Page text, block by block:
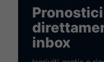
inbox